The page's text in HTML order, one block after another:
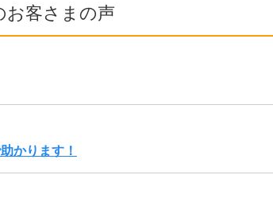
お客さまの声
かります！